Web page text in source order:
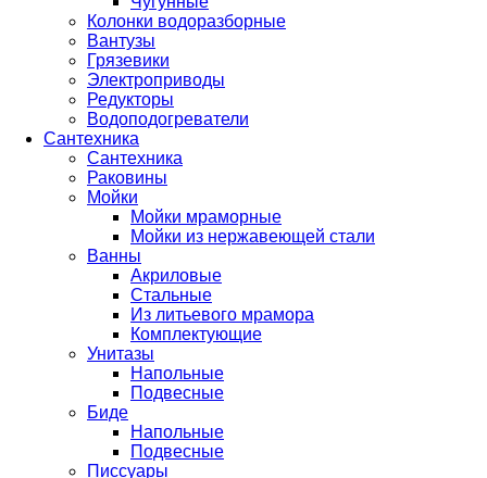
Колонки водоразборные
Вантузы
Грязевики
Электроприводы
Редукторы
Водоподогреватели
Сантехника
Сантехника
Раковины
Мойки
Мойки мраморные
Мойки из нержавеющей стали
Ванны
Акриловые
Стальные
Из литьевого мрамора
Комплектующие
Унитазы
Напольные
Подвесные
Биде
Напольные
Подвесные
Писсуары